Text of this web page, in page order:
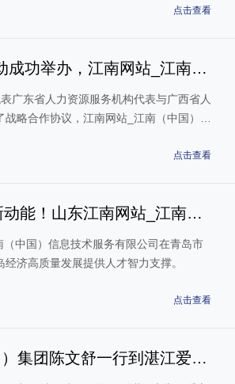
点击查看
成功举办，江南网站_江南
广东省人力资源服务机构代表与广西省人
略合作协议，江南网站_江南（中国）大
点击查看
动能！山东江南网站_江南
中国）信息技术服务有限公司在青岛市
济高质量发展提供人才智力支撑。
点击查看
集团陈文舒一行到湛江爱心